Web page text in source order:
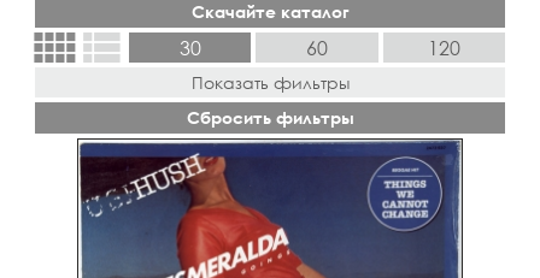
Скачайте каталог
view_comfyview_list 30 60 120
Показать фильтры
Сбросить фильтры